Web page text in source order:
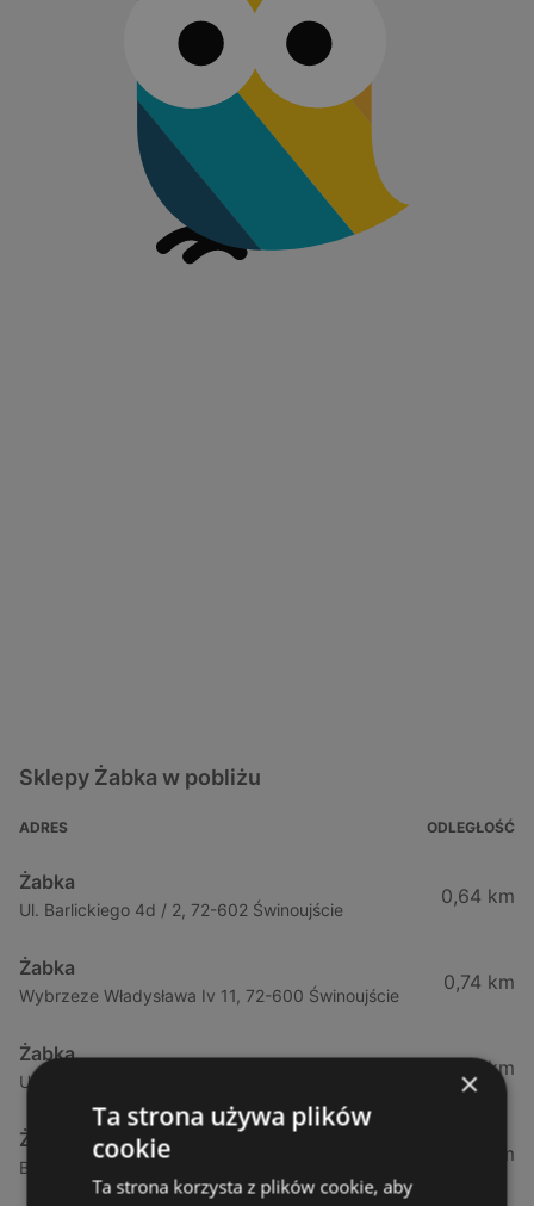
Sklepy Żabka w pobliżu
ADRES ODLEGŁOŚĆ
Żabka
Ul. Barlickiego 4d / 2, 72-602 Świnoujście
0,64 km
Żabka
Wybrzeze Władysława Iv 11, 72-600 Świnoujście
0,74 km
Żabka
Ul. Bohaterów Września 49, 72-600 Świnoujście
0,94 km
Żabka
Bohaterów Września 52, 72-600 Świnoujście
1,02 km
×
Ta strona używa plików
cookie
Ta strona korzysta z plików cookie, aby